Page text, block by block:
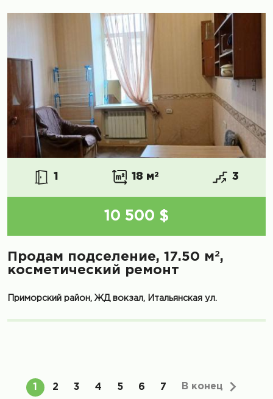
1 18 м2 3
10 500 $
Продам подселение, 17.50 м2,
косметический ремонт
Приморский район, ЖД вокзал, Итальянская ул.
1 2 3 4 5 6 7 В конец